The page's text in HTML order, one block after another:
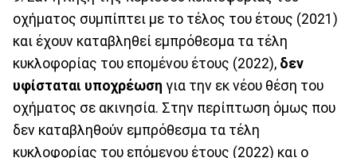
οχήματος συμπίπτει με το τέλος του έτους (2021)
και έχουν καταβληθεί εμπρόθεσμα τα τέλη
κυκλοφορίας του επομένου έτους (2022), δεν
υφίσταται υποχρέωση για την εκ νέου θέση του
οχήματος σε ακινησία. Στην περίπτωση όμως που
δεν καταβληθούν εμπρόθεσμα τα τέλη
κυκλοφορίας του επόμενου έτους (2022) και ο